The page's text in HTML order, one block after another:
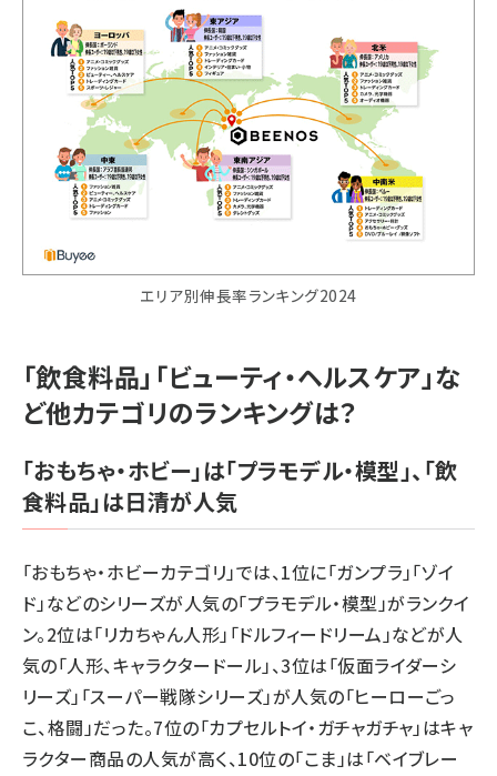
エリア別伸長率ランキング2024
「飲食料品」「ビューティ・ヘルスケア」な
ど他カテゴリのランキングは？
「おもちゃ・ホビー」は「プラモデル・模型」、「飲
食料品」は日清が人気
「おもちゃ・ホビーカテゴリ」では、1位に「ガンプラ」「ゾイ
ド」などのシリーズが人気の「プラモデル・模型」がランクイ
ン。2位は「リカちゃん人形」「ドルフィードリーム」などが人
気の「人形、キャラクタードール」、3位は「仮面ライダーシ
リーズ」「スーパー戦隊シリーズ」が人気の「ヒーローごっ
こ、格闘」だった。7位の「カプセルトイ・ガチャガチャ」はキャ
ラクター商品の人気が高く、10位の「こま」は「ベイブレー